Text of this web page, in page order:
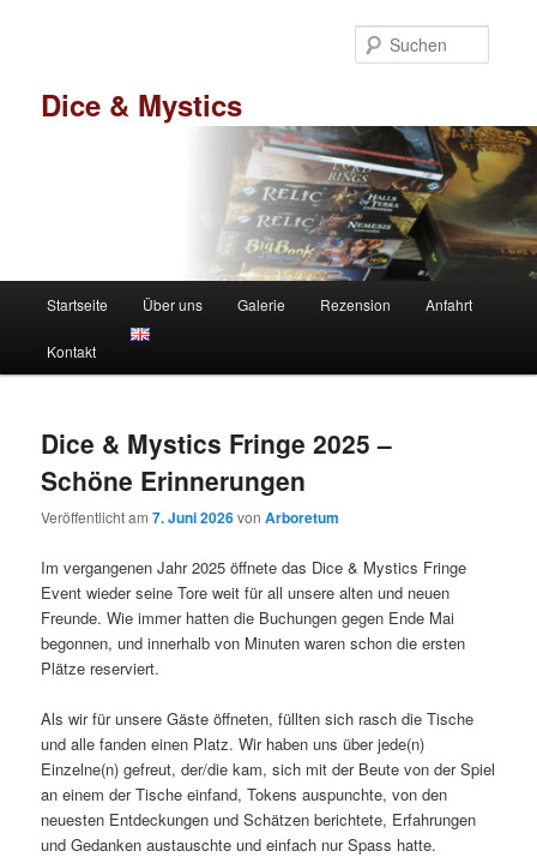
Dice & Mystics
Startseite Über uns Galerie Rezension Anfahrt
Kontakt
Dice & Mystics Fringe 2025 –
Schöne Erinnerungen
Veröffentlicht am7. Juni 2026vonArboretum
Im vergangenen Jahr 2025 öffnete das Dice & Mystics Fringe
Event wieder seine Tore weit für all unsere alten und neuen
Freunde. Wie immer hatten die Buchungen gegen Ende Mai
begonnen, und innerhalb von Minuten waren schon die ersten
Plätze reserviert.
Als wir für unsere Gäste öffneten, füllten sich rasch die Tische
und alle fanden einen Platz. Wir haben uns über jede(n)
Einzelne(n) gefreut, der/die kam, sich mit der Beute von der Spiel
an einem der Tische einfand, Tokens auspunchte, von den
neuesten Entdeckungen und Schätzen berichtete, Erfahrungen
und Gedanken austauschte und einfach nur Spass hatte.